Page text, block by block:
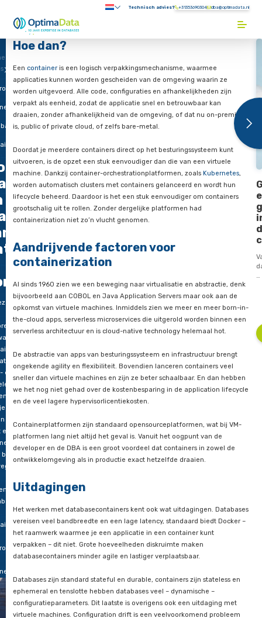
Terug naar de startpagina
Submenu:Technisch advies? +31353690304
de
en
Eencontaineris een logisch verpakkingsmechanisme,
applicaties kunnen worden gescheiden van de omgeving
worden uitgevoerd. Alle code, configuraties en
verpakt als eenheid, zodat de applicatie snel en betrouwbaar
draaien, zonder afhankelijkheid van de omgeving, of dat nu
is, public of private cloud, of zelfs bare-metal.
Doordat je meerdere containers direct op het
uitvoeren, is de opzet een stuk eenvoudiger dan die van een
machine. Dankzij container-orchestrationplatformen, zoals
worden automatisch clusters met containers gelanceerd en
lifecycle beheerd. Daardoor is het een stuk eenvoudiger om
grootschalig uit te rollen. Zonder dergelijke platformen had
Aandrijvende factoren voor
containerization
Al sinds 1960 zien we een beweging naar virtualisatie en
bijvoorbeeld aan COBOL en Java Application Servers maar
opkomst van virtuele machines. Inmiddels zien we meer en
the-cloud apps, serverless microservices die uitgerold
De abstractie van apps van besturingssysteem en
ongekende agility en flexibiliteit. Bovendien lanceren
we het nog niet gehad over de kostenbesparing in de
Containerplatformen zijn standaard opensourceplatformen,
platformen lang niet altijd het geval is. Vanuit het oogpunt
developer en de DBA is een groot voordeel dat containers in
Uitdagingen